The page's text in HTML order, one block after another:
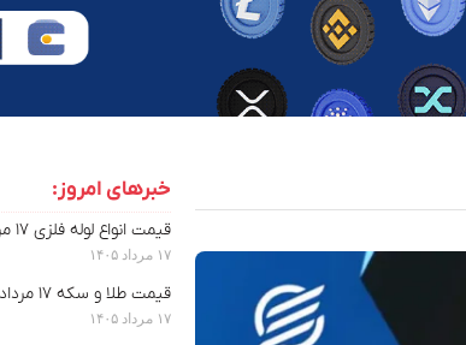
خبرهای امروز:
قیمت انواع لوله فلزی ۱۷ مرداد ۱۴۰۵
۱۷ مرداد ۱۴۰۵
قیمت طلا و سکه ۱۷ مرداد ۱۴۰۵
۱۷ مرداد ۱۴۰۵